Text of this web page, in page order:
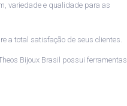
variedade e qualidade para as
a total satisfação de seus clientes.
Bijoux Brasil possui ferramentas